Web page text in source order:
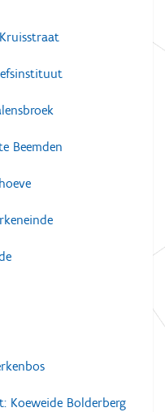
Beemden
Koeweide Bolderberg